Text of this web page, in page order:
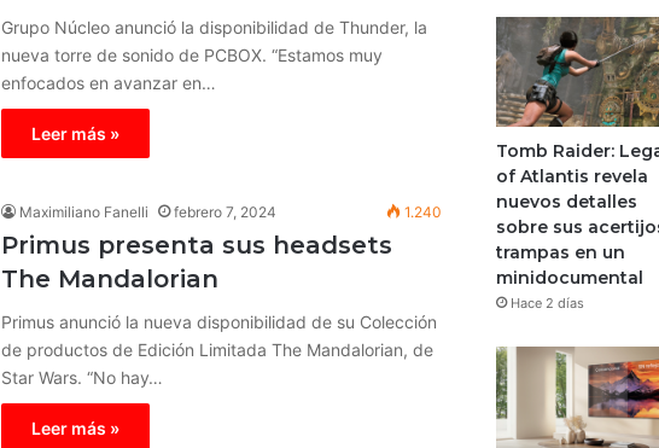
Grupo Núcleo anunció la disponibilidad de Thunder, la
nueva torre de sonido de PCBOX. “Estamos muy
enfocados en avanzar en…
Leer más »
Maximiliano Fanelli febrero 7, 2024 1.240
Primus presenta sus headsets
The Mandalorian
Primus anunció la nueva disponibilidad de su Colección
de productos de Edición Limitada The Mandalorian, de
Star Wars. “No hay…
Leer más »
Tomb Raider:
of Atlantis revela
nuevos detalles
sobre sus
trampas en un
minidocumental
Hace 2 días